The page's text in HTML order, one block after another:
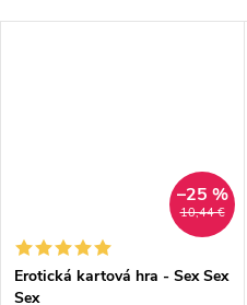
10,44 €
–25 %
Erotická kartová hra - Sex Sex
Sex